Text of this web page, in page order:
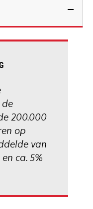
200.000
op
van
ca. 5%